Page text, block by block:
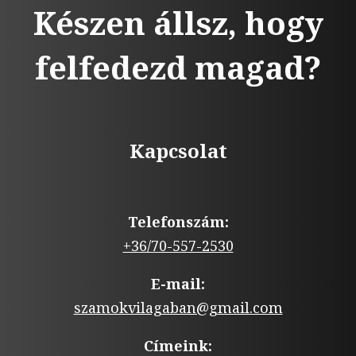
Készen állsz, hogy
felfedezd magad?
Kapcsolat
Telefonszám:
+36/70-557-2530
E-mail:
szamokvilagaban@gmail.com
Címeink: